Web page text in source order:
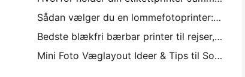
Sådan vælger du en lommefotoprinter: En komplet guide til journaling, rejser og iPhone-brugere
Bedste blækfri bærbar printer til rejser, skole og mobil arbejde: Hanin MT620 Pro anmeldelse
Mini Foto Væglayout Ideer & Tips til Soveværelse og Sovesal Dekoration